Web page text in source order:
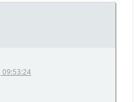
09:53:24